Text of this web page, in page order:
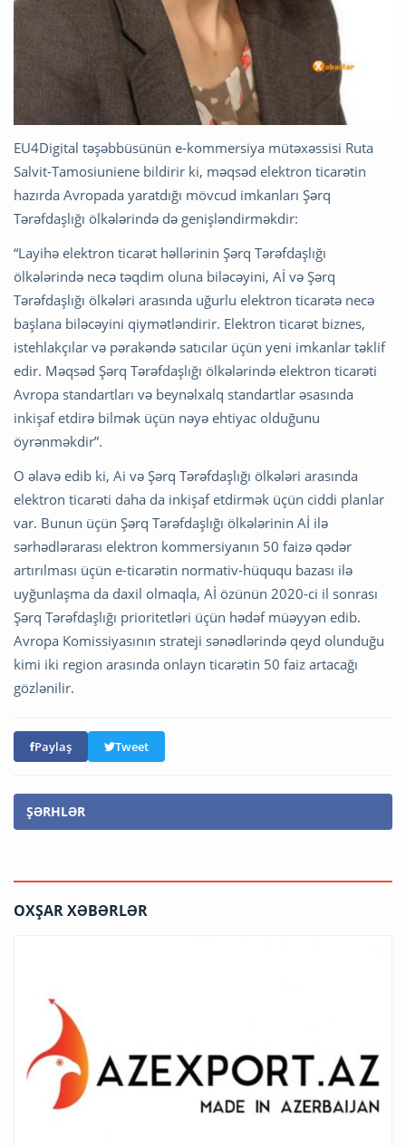
EU4Digital təşəbbüsünün e-kommersiya mütəxəssisi Ruta
Salvit-Tamosiuniene bildirir ki, məqsəd elektron ticarətin
hazırda Avropada yaratdığı mövcud imkanları Şərq
Tərəfdaşlığı ölkələrində də genişləndirməkdir:
“Layihə elektron ticarət həllərinin Şərq Tərəfdaşlığı
ölkələrində necə təqdim oluna biləcəyini, Aİ və Şərq
Tərəfdaşlığı ölkələri arasında uğurlu elektron ticarətə necə
başlana biləcəyini qiymətləndirir. Elektron ticarət biznes,
istehlakçılar və pərakəndə satıcılar üçün yeni imkanlar təklif
edir. Məqsəd Şərq Tərəfdaşlığı ölkələrində elektron ticarəti
Avropa standartları və beynəlxalq standartlar əsasında
inkişaf etdirə bilmək üçün nəyə ehtiyac olduğunu
öyrənməkdir”.
O əlavə edib ki, Ai və Şərq Tərəfdaşlığı ölkələri arasında
elektron ticarəti daha da inkişaf etdirmək üçün ciddi planlar
var. Bunun üçün Şərq Tərəfdaşlığı ölkələrinin Aİ ilə
sərhədlərarası elektron kommersiyanın 50 faizə qədər
artırılması üçün e-ticarətin normativ-hüququ bazası ilə
uyğunlaşma da daxil olmaqla, Aİ özünün 2020-ci il sonrası
Şərq Tərəfdaşlığı prioritetləri üçün hədəf müəyyən edib.
Avropa Komissiyasının strateji sənədlərində qeyd olunduğu
kimi iki region arasında onlayn ticarətin 50 faiz artacağı
gözlənilir.
Paylaş Tweet
ŞƏRHLƏR
OXŞAR XƏBƏRLƏR